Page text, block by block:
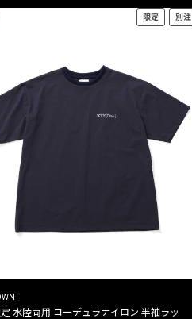
限定 別注
水陸両用 コーデュラナイロン 半袖ラッ